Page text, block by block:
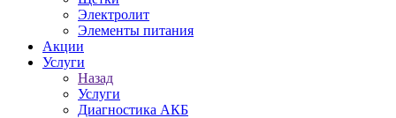
Электролит
Элементы питания
Акции
Услуги
Назад
Услуги
Диагностика АКБ